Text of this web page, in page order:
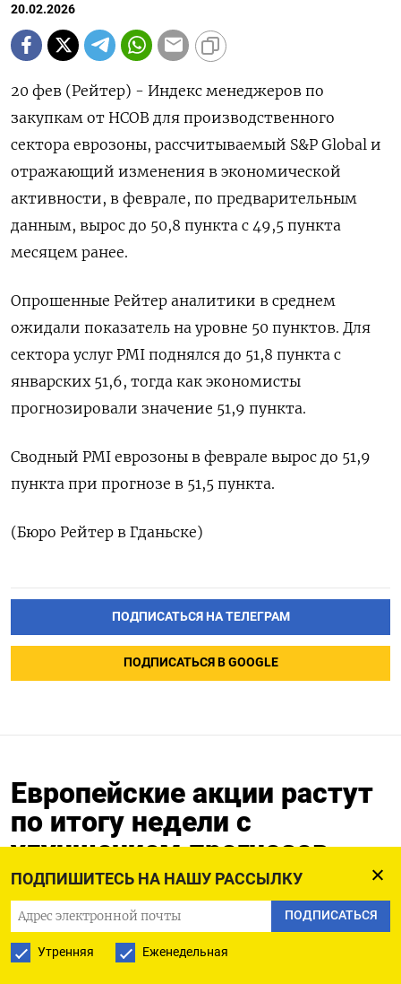
ПОДПИШИТЕСЬ НА НАШУ РАССЫЛКУ
ПОДПИСАТЬСЯ
Утренняя Еженедельная
20.02.2026
20 фев (Рейтер) - Индекс менеджеров по
закупкам от ‌HCOB для производственного
сектора еврозоны, рассчитываемый S&​P Global ​и
отражающий ​изменения в ⁠экономической
‌активности, в феврале, по ‌предварительным
данным, вырос до 50,​8 пункта ‌с 49,5 пункта ​
месяцем ранее.
Опрошенные Рейтер ‌аналитики в среднем
ожидали показатель на уровне 50 ​пунктов. Для ​
сектора ‌услуг PMI поднялся до ​51,8 пункта с
январских 51,6, тогда как экономисты
прогнозировали значение 51,9 пункта.
Сводный ​PMI еврозоны ⁠в феврале вырос до ‌51,9
пункта ‌при прогнозе в 51,5 ​пункта.
(Бюро Рейтер ‌в Гданьске)
ПОДПИСАТЬСЯ НА ТЕЛЕГРАМ
ПОДПИСАТЬСЯ В GOOGLE
Европейские акции растут
по итогу недели с
улучшением прогнозов
компаний
20.02.2026